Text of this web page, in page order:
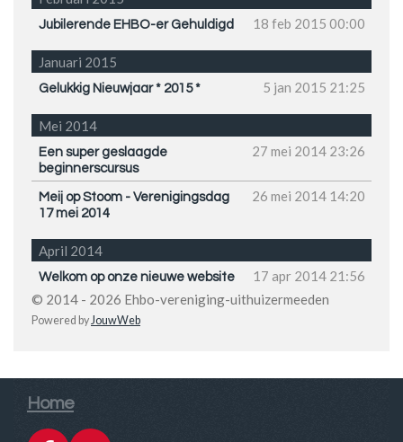
Jubilerende EHBO-er Gehuldigd 18 feb 2015 00:00
Januari 2015
Gelukkig Nieuwjaar * 2015 * 5 jan 2015 21:25
Mei 2014
Een super geslaagde
beginnerscursus
27 mei 2014 23:26
Meij op Stoom - Verenigingsdag
17 mei 2014
26 mei 2014 14:20
April 2014
Welkom op onze nieuwe website 17 apr 2014 21:56
© 2014 - 2026 Ehbo-vereniging-uithuizermeeden
Powered byJouwWeb
Home